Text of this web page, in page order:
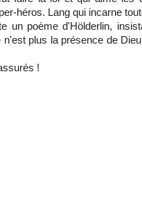
héros. Lang qui incarne
un poème d'Hölderlin,
n'est plus la présence de
!